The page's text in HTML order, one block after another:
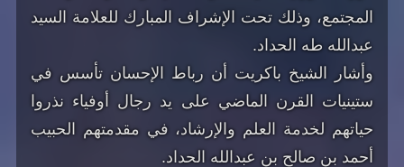
المجتمع، وذلك تحت الإشراف المبارك للعلامة السيد
عبدالله طه الحداد.
وأشار الشيخ باكريت أن رباط الإحسان تأسس في
ستينيات القرن الماضي على يد رجال أوفياء نذروا
حياتهم لخدمة العلم والإرشاد، في مقدمتهم الحبيب
أحمد بن صالح بن عبدالله الحداد.